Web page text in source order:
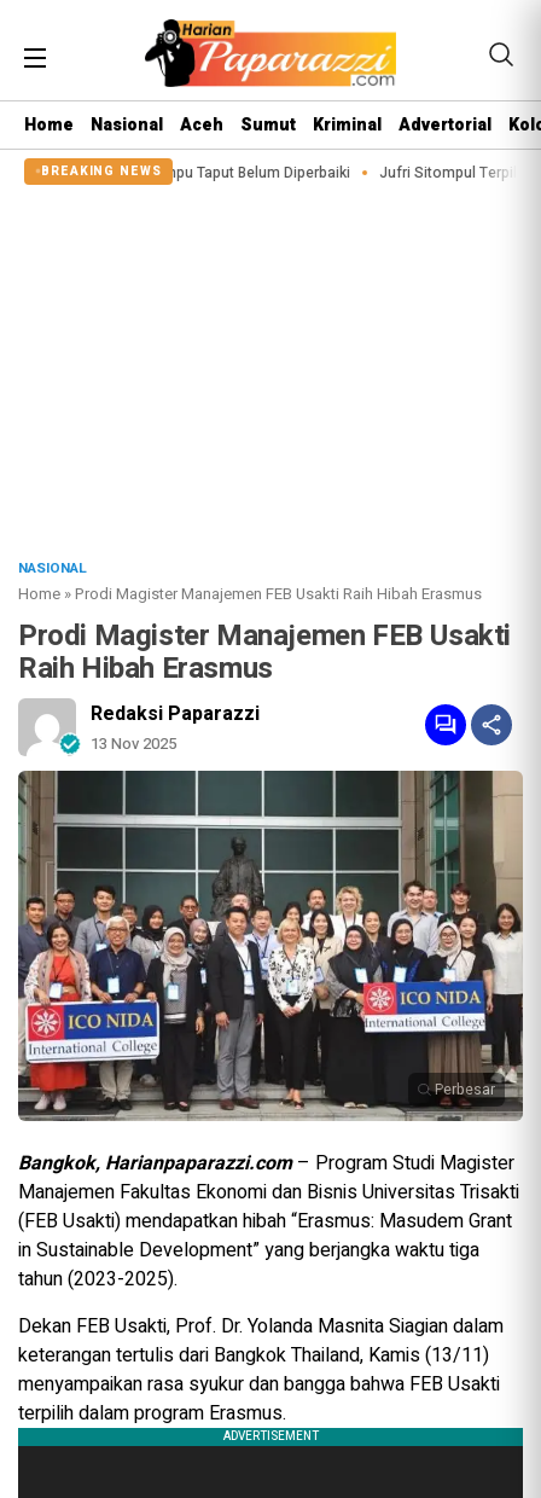
Home Nasional Aceh Sumut Kriminal Advertorial
BREAKING NEWS
di Siualuompu Taput Belum Diperbaiki Jufri Sitompul Terpilih Jadi Ketua
NASIONAL
Home »Prodi Magister Manajemen FEB Usakti Raih Hibah Erasmus
Prodi Magister Manajemen FEB Usakti
Raih Hibah Erasmus
Redaksi Paparazzi
13 Nov 2025
Perbesar
Bangkok, Harianpaparazzi.com– Program Studi Magister
Manajemen Fakultas Ekonomi dan Bisnis Universitas Trisakti
(FEB Usakti) mendapatkan hibah “Erasmus: Masudem Grant
in Sustainable Development” yang berjangka waktu tiga
tahun (2023-2025).
Dekan FEB Usakti, Prof. Dr. Yolanda Masnita Siagian dalam
keterangan tertulis dari Bangkok Thailand, Kamis (13/11)
menyampaikan rasa syukur dan bangga bahwa FEB Usakti
terpilih dalam program Erasmus.